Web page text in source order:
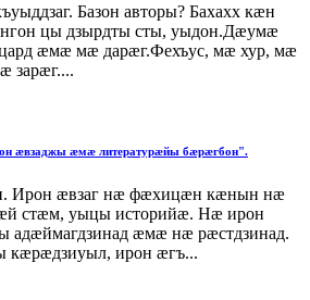
Базон авторы? Бахахх кæн
цы дзырдты сты, уыдон.Дæумæ
æмæ мæ дарæг.Фехъус, мæ хур, мæ
зарæг....
æвзаджы æмæ литературæйы бæрæгбон".
Ирон æвзаг нæ фæхицæн кæнын нæ
стæм, уыцы историйæ. Нæ ирон
адæймагдзинад æмæ нæ рæстдзинад.
кæрæдзиуыл, ирон æгъ...